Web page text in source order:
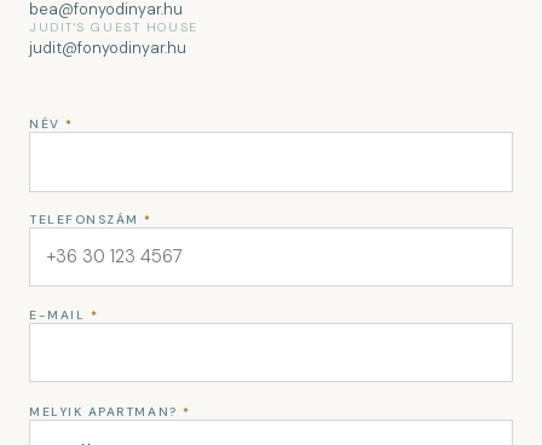
bea@fonyodinyar.hu
JUDIT'S GUEST HOUSE
judit@fonyodinyar.hu
NÉV*
TELEFONSZÁM*
E-MAIL *
MELYIK APARTMAN?*